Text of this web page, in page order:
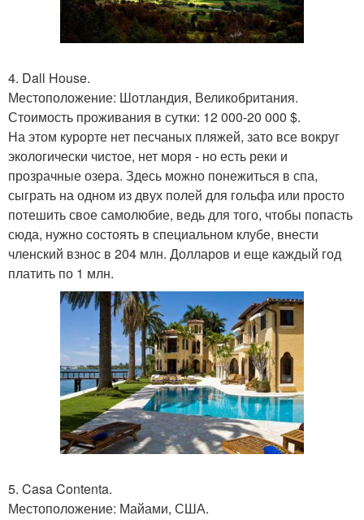
4. Dall House.
Местоположение: Шотландия, Великобритания.
Стоимость проживания в сутки: 12 000-20 000 $.
На этом курорте нет песчаных пляжей, зато все вокруг
экологически чистое, нет моря - но есть реки и
прозрачные озера. Здесь можно понежиться в спа,
сыграть на одном из двух полей для гольфа или просто
потешить свое самолюбие, ведь для того, чтобы попасть
сюда, нужно состоять в специальном клубе, внести
членский взнос в 204 млн. Долларов и еще каждый год
платить по 1 млн.
5. Casa Contenta.
Местоположение: Майами, США.